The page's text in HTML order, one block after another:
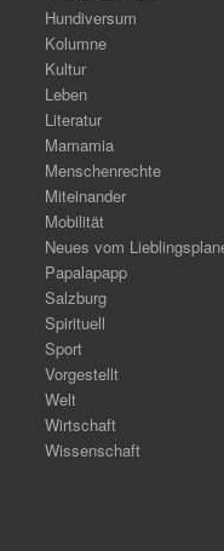
Hundiversum
Kolumne
Kultur
Leben
Literatur
Mamamia
Menschenrechte
Miteinander
Mobilität
Neues vom
Papalapapp
Salzburg
Spirituell
Sport
Vorgestellt
Welt
Wirtschaft
Wissenschaft